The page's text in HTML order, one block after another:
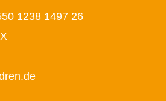
1238 1497 26